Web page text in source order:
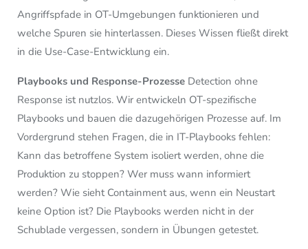
Angriffspfade in OT-Umgebungen funktionieren und
welche Spuren sie hinterlassen. Dieses Wissen fließt direkt
in die Use-Case-Entwicklung ein.
Playbooks und Response-Prozesse Detection ohne
Response ist nutzlos. Wir entwickeln OT-spezifische
Playbooks und bauen die dazugehörigen Prozesse auf. Im
Vordergrund stehen Fragen, die in IT-Playbooks fehlen:
Kann das betroffene System isoliert werden, ohne die
Produktion zu stoppen? Wer muss wann informiert
werden? Wie sieht Containment aus, wenn ein Neustart
keine Option ist? Die Playbooks werden nicht in der
Schublade vergessen, sondern in Übungen getestet.